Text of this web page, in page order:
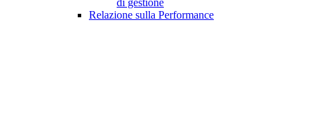
di gestione
Relazione sulla Performance